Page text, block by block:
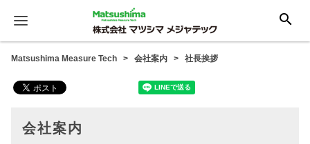
search
Matsushima Measure Tech 会社案内 社長挨拶
会社案内